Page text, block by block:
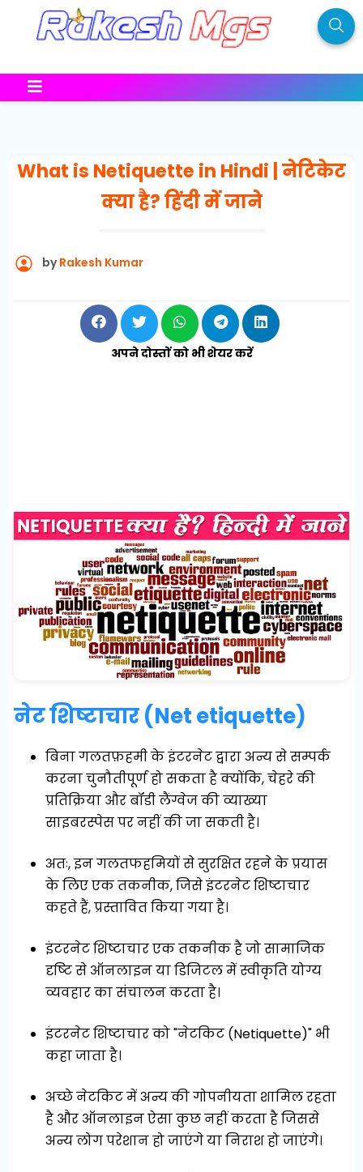
What is Netiquette in Hindi | नेटिकेट
क्या है? हिंदी में जाने
byRakesh Kumar
अपने दोस्तों को भी शेयर करें
नेट शिष्टाचार (Net etiquette)
बिना गलतफ़हमी के इंटरनेट द्वारा अन्य से सम्पर्क
करना चुनौतीपूर्ण हो सकता है क्योंकि, चेहरे की
प्रतिक्रिया और बॉडी लैंग्वेज की व्याख्या
साइबरस्पेस पर नहीं की जा सकती है।
अतः, इन गलतफहमियों से सुरक्षित रहने के प्रयास
के लिए एक तकनीक, जिसे इंटरनेट शिष्टाचार
कहते हैं, प्रस्तावित किया गया है।
इंटरनेट शिष्टाचार एक तकनीक है जो सामाजिक
दृष्‍टि से ऑनलाइन या डिजिटल में स्वीकृति योग्य
व्यवहार का संचालन करता है।
इंटरनेट शिष्टाचार को "नेटकिट (Netiquette)" भी
कहा जाता है।
अच्छे नेटकिट में अन्य की गोपनीयता शामिल रहता
है और ऑनलाइन ऐसा कुछ नहीं करता है जिससे
अन्य लोग परेशान हो जाएंगे या निराश हो जाएंगे।